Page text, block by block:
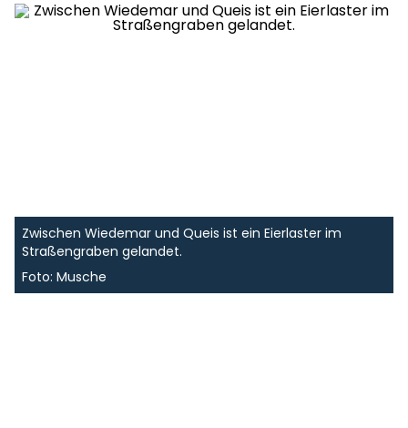
Zwischen Wiedemar und Queis ist ein Eierlaster im
Straßengraben gelandet.
Foto: Musche